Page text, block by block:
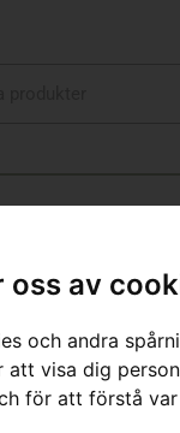
oss av
och andra
visa dig
för att förstå